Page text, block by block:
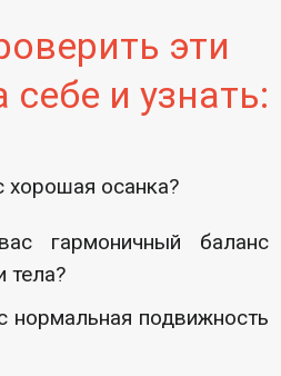
эти
и узнать:
хорошая осанка?
гармоничный баланс
нормальная подвижность